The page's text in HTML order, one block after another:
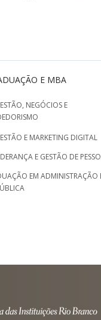
E MBA
NEGÓCIOS E
E MARKETING DIGITAL
E GESTÃO DE
EM ADMINISTRAÇÃO